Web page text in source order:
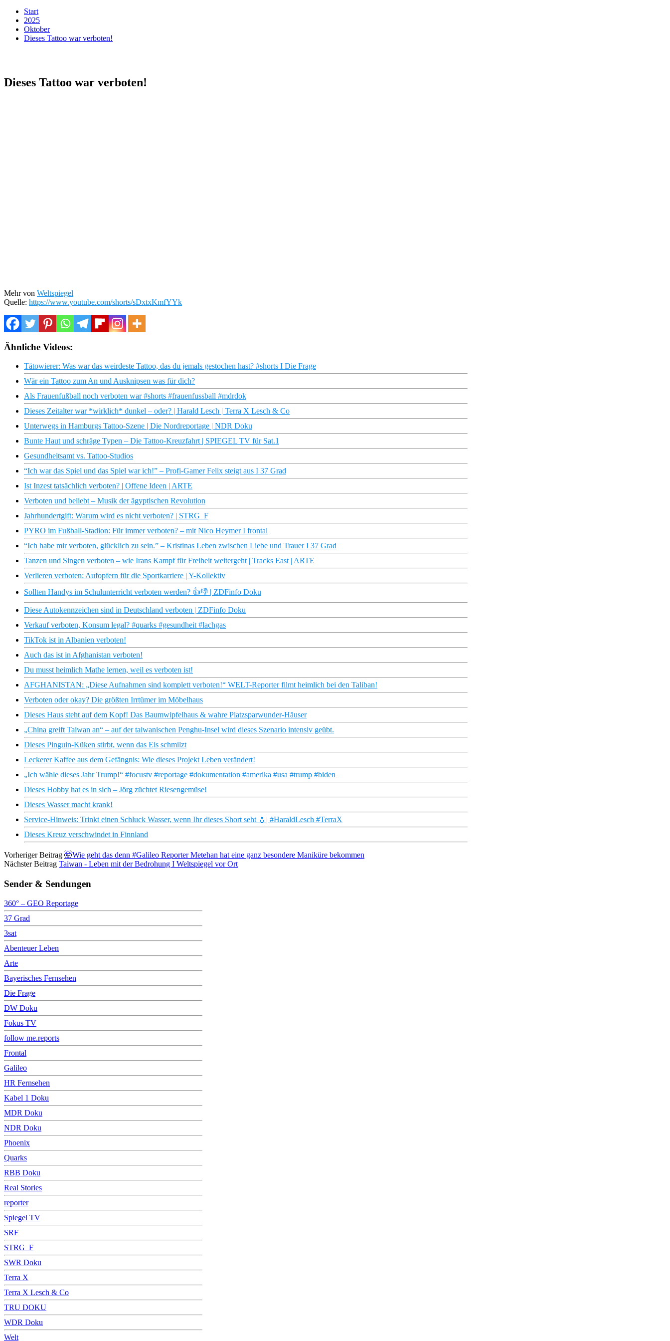
Start
2025
Oktober
Dieses Tattoo war verboten!
Dieses Tattoo war verboten!
Mehr von Weltspiegel
Quelle: https://www.youtube.com/shorts/sDxtxKmfYYk
Ähnliche Videos:
Tätowierer: Was war das weirdeste Tattoo, das du jemals gestochen hast? #shorts I Die Frage
Wär ein Tattoo zum An und Ausknipsen was für dich?
Als Frauenfußball noch verboten war #shorts #frauenfussball #mdrdok
Dieses Zeitalter war *wirklich* dunkel – oder? | Harald Lesch | Terra X Lesch & Co
Unterwegs in Hamburgs Tattoo-Szene | Die Nordreportage | NDR Doku
Bunte Haut und schräge Typen – Die Tattoo-Kreuzfahrt | SPIEGEL TV für Sat.1
Gesundheitsamt vs. Tattoo-Studios
“Ich war das Spiel und das Spiel war ich!” – Profi-Gamer Felix steigt aus I 37 Grad
Ist Inzest tatsächlich verboten? | Offene Ideen | ARTE
Verboten und beliebt – Musik der ägyptischen Revolution
Jahrhundertgift: Warum wird es nicht verboten? | STRG_F
PYRO im Fußball-Stadion: Für immer verboten? – mit Nico Heymer I frontal
“Ich habe mir verboten, glücklich zu sein.” – Kristinas Leben zwischen Liebe und Trauer I 37 Grad
Tanzen und Singen verboten – wie Irans Kampf für Freiheit weitergeht | Tracks East | ARTE
Verlieren verboten: Aufopfern für die Sportkarriere | Y-Kollektiv
Sollten Handys im Schulunterricht verboten werden? 👍👎 | ZDFinfo Doku
Diese Autokennzeichen sind in Deutschland verboten | ZDFinfo Doku
Verkauf verboten, Konsum legal? #quarks #gesundheit #lachgas
TikTok ist in Albanien verboten!
Auch das ist in Afghanistan verboten!
Du musst heimlich Mathe lernen, weil es verboten ist!
AFGHANISTAN: „Diese Aufnahmen sind komplett verboten!“ WELT-Reporter filmt heimlich bei den Taliban!
Verboten oder okay? Die größten Irrtümer im Möbelhaus
Dieses Haus steht auf dem Kopf! Das Baumwipfelhaus & wahre Platzsparwunder-Häuser
„China greift Taiwan an“ – auf der taiwanischen Penghu-Insel wird dieses Szenario intensiv geübt.
Dieses Pinguin-Küken stirbt, wenn das Eis schmilzt
Leckerer Kaffee aus dem Gefängnis: Wie dieses Projekt Leben verändert!
„Ich wähle dieses Jahr Trump!“ #focustv #reportage #dokumentation #amerika #usa #trump #biden
Dieses Hobby hat es in sich – Jörg züchtet Riesengemüse!
Dieses Wasser macht krank!
Service-Hinweis: Trinkt einen Schluck Wasser, wenn Ihr dieses Short seht 💧| #HaraldLesch #TerraX
Dieses Kreuz verschwindet in Finnland
Vorheriger Beitrag 🤯Wie geht das denn #Galileo Reporter Metehan hat eine ganz besondere Maniküre bekommen
Nächster Beitrag Taiwan - Leben mit der Bedrohung I Weltspiegel vor Ort
Sender & Sendungen
360° – GEO Reportage
37 Grad
3sat
Abenteuer Leben
Arte
Bayerisches Fernsehen
Die Frage
DW Doku
Fokus TV
follow me.reports
Frontal
Galileo
HR Fernsehen
Kabel 1 Doku
MDR Doku
NDR Doku
Phoenix
Quarks
RBB Doku
Real Stories
reporter
Spiegel TV
SRF
STRG_F
SWR Doku
Terra X
Terra X Lesch & Co
TRU DOKU
WDR Doku
Welt